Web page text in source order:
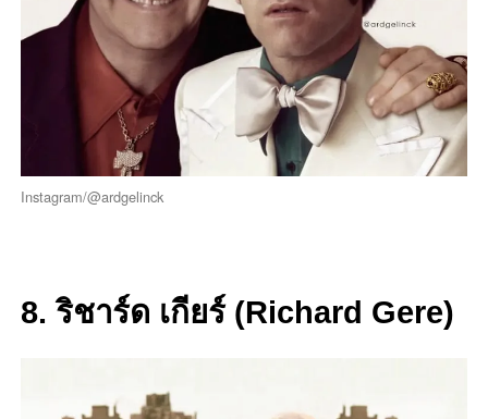
Instagram/@ardgelinck
8. ริชาร์ด เกียร์ (Richard Gere)